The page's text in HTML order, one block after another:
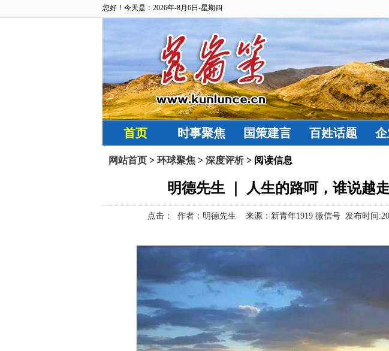
您好！今天是：2026年-8月6日-星期四
首页 时事聚焦 国策建言 百姓话题
网站首页 > 环球聚焦 > 深度评析> 阅读信息
明德先生 ｜ 人生的路呵，谁说越
点击： 作者：明德先生 来源：新青年1919 微信号 发布时间